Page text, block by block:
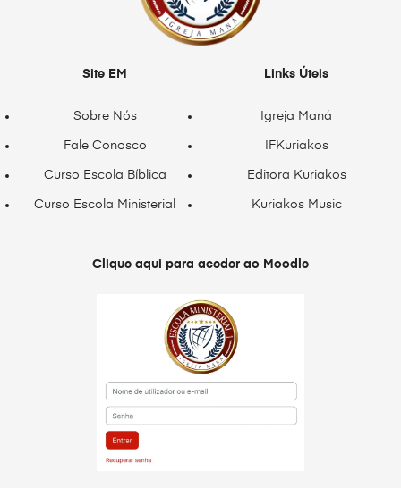
Site EM
Sobre Nós
Fale Conosco
Curso Escola Bíblica
Curso Escola Ministerial
Links Úteis
Igreja Maná
IFKuriakos
Editora Kuriakos
Kuriakos Music
Clique aqui para aceder ao Moodle